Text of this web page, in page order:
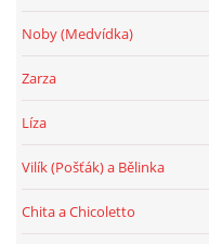
Noby (Medvídka)
Zarza
Líza
Vilík (Pošťák) a Bělinka
Chita a Chicoletto